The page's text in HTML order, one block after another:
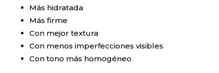
Más hidratada
Más firme
Con mejor textura
Con menos imperfecciones visibles
Con tono más homogéneo